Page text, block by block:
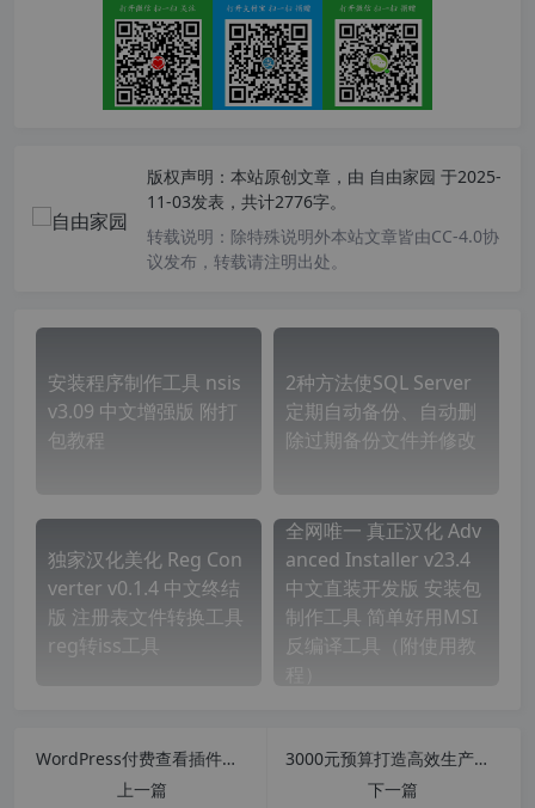
版权声明： 本站原创文章，由 自由家园 于2025-
11-03发表，共计2776字。
转载说明： 除特殊说明外本站文章皆由CC-4.0协
议发布，转载请注明出处。
安装程序制作工具 nsis
v3.09 中文增强版 附打
包教程
2种方法使SQL Server
定期自动备份、自动删
除过期备份文件并修改
独家汉化美化 Reg Con
verter v0.1.4 中文终结
版 注册表文件转换工具
reg转iss工具
全网唯一 真正汉化 Adv
anced Installer v23.4
中文直装开发版 安装包
制作工具 简单好用MSI
反编译工具（附使用教
WordPress付费查看插件免登录付费查看内容/付费下载资源WPPAY1.1无限制版
上一篇
3000元预算打造高效生产力电脑！多核猛兽来袭，性价比终结万元时代
下一篇